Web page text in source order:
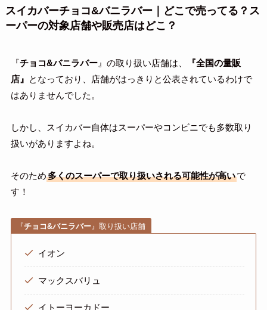
スイカバーチョコ&バニラバー｜どこで売ってる？ス
ーパーの対象店舗や販売店はどこ？
『チョコ&バニラバー』の取り扱い店舗は、
『全国の量販
店』 となっており、店舗がはっきりと公表されているわけで
はありませんでした。
しかし、スイカバー自体はスーパーやコンビニでも多数取り
扱いがありますよね。
そのため多くのスーパーで取り扱いされる可能性が高いで
す！
『チョコ&バニラバー 』取り扱い店舗
イオン
マックスバリュ
イトーヨーカドー